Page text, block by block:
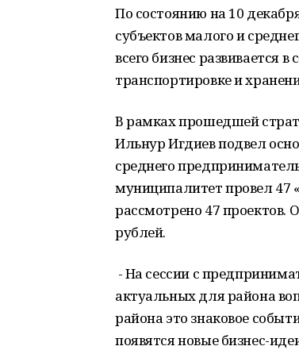
По состоянию на 10
субъектов малого и
всего бизнес развивается
транспортировке и
В рамках прошедшей
Ильнур Игдиев подвел
среднего
муниципалитет провел 47
рассмотрено 47
рублей.
- На сессии с
актуальных для района
района это знаковое
появятся новые бизнес-